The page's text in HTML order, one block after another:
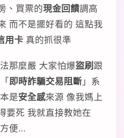
、買票的現金回饋調高
而不是擺好看的 這點我
用卡 真的抓很準
那麼嚴 大家怕爆盜刷跟
即時詐騙交易阻斷」系
是安全感來源 像我媽上
要死 我就直接教她在
便...